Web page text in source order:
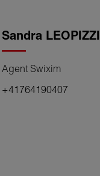
Sandra LEOPIZZI
Agent Swixim
+41764190407